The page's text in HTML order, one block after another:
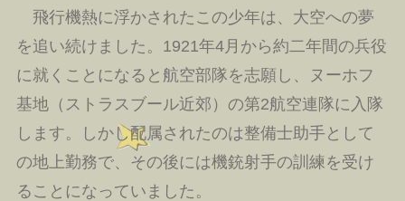
飛行機熱に浮かされたこの少年は、大空への夢
を追い続けました。1921年4月から約二年間の兵役
に就くことになると航空部隊を志願し、ヌーホフ
基地（ストラスブール近郊）の第2航空連隊に入隊
します。しかし配属されたのは整備士助手として
の地上勤務で、その後には機銃射手の訓練を受け
ることになっていました。